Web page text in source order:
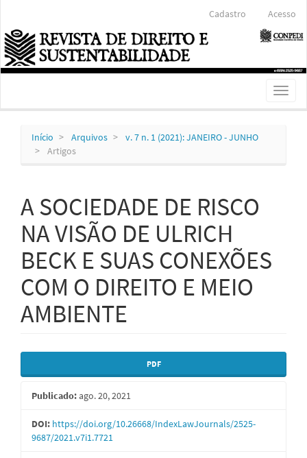
Conteúdo
principal
Barra
Lateral
Cadastro Acesso
Toggle
Início Arquivos
v. 7 n. 1 (2021): JANEIRO - JUNHO
Artigos
A SOCIEDADE DE RISCO
NA VISÃO DE ULRICH
BECK E SUAS CONEXÕES
COM O DIREITO E MEIO
AMBIENTE
Barra
lateral
de
artigos
PDF
Publicado:ago. 20, 2021
DOI: https://doi.org/10.26668/IndexLawJournals/2525-
9687/2021.v7i1.7721